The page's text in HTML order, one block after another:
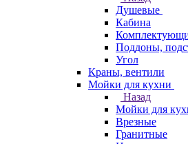
Душевые
Кабина
Поддоны,
Угол
Краны, вентили
Мойки для кухни
Назад
Мойки для
Врезные
Гранитные